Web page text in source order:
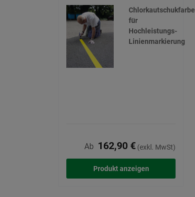
Chlorkautschukfarbe
für
Hochleistungs-
Linienmarkierung
Ab 162,90 € (exkl. MwSt)
Produkt anzeigen